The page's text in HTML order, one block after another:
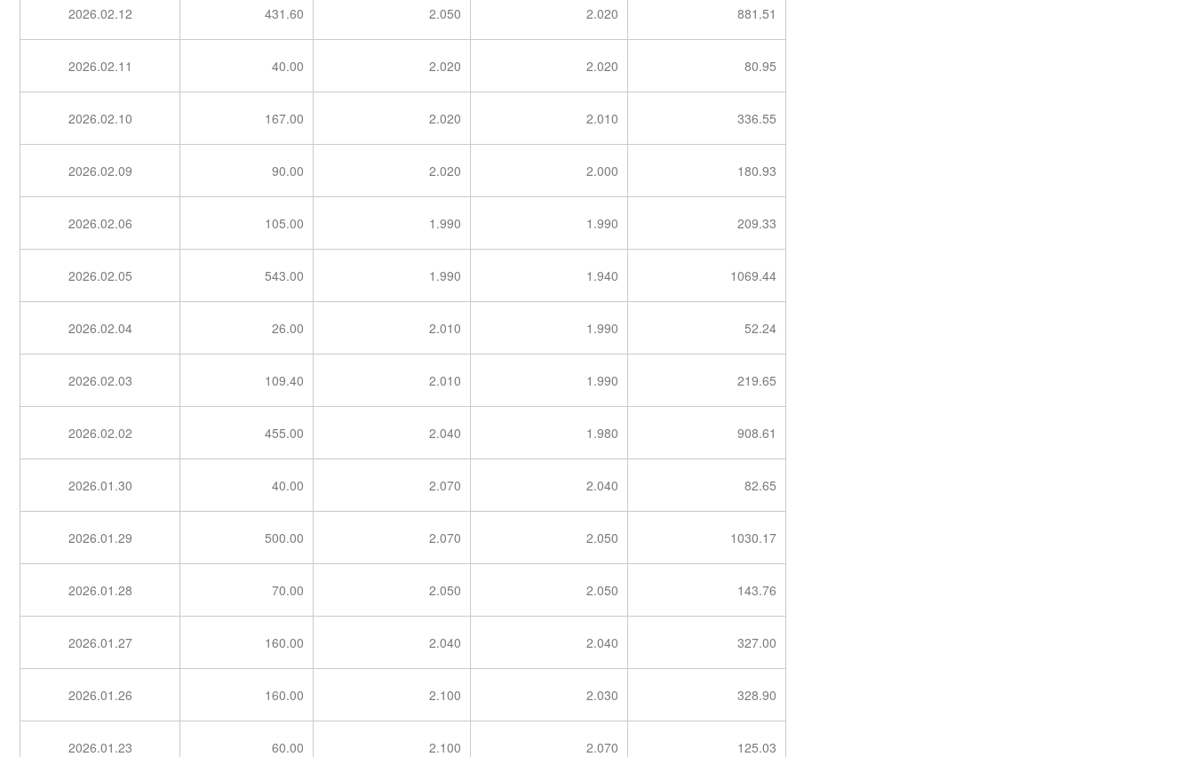
2026.02.12 431.60 2.050 2.020 881.51
2026.02.11 40.00 2.020 2.020 80.95
2026.02.10 167.00 2.020 2.010 336.55
2026.02.09 90.00 2.020 2.000 180.93
2026.02.06 105.00 1.990 1.990 209.33
2026.02.05 543.00 1.990 1.940 1069.44
2026.02.04 26.00 2.010 1.990 52.24
2026.02.03 109.40 2.010 1.990 219.65
2026.02.02 455.00 2.040 1.980 908.61
2026.01.30 40.00 2.070 2.040 82.65
2026.01.29 500.00 2.070 2.050 1030.17
2026.01.28 70.00 2.050 2.050 143.76
2026.01.27 160.00 2.040 2.040 327.00
2026.01.26 160.00 2.100 2.030 328.90
2026.01.23 60.00 2.100 2.070 125.03